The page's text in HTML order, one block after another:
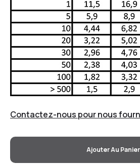
Contactez-nous pour nous
Ajouter Au Panier